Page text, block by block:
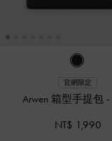
官網限定
Arwen 箱型手提包 -
NT$ 1,990